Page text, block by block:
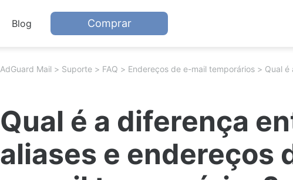
Blog Comprar
AdGuard Mail Suporte FAQ Endereços de e-mail temporários
Qual é a diferença
aliases e endereços